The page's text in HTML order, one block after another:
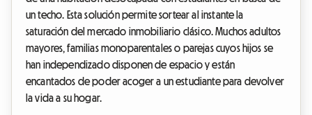
un techo. Esta solución permite sortear al instante la
saturación del mercado inmobiliario clásico. Muchos adultos
mayores, familias monoparentales o parejas cuyos hijos se
han independizado disponen de espacio y están
encantados de poder acoger a un estudiante para devolver
la vida a su hogar.